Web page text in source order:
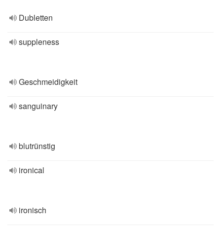
Dubletten
suppleness
Geschmeidigkeit
sanguinary
blutrünstig
ironical
ironisch